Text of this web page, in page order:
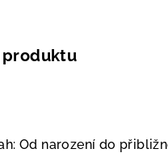
Od narození do